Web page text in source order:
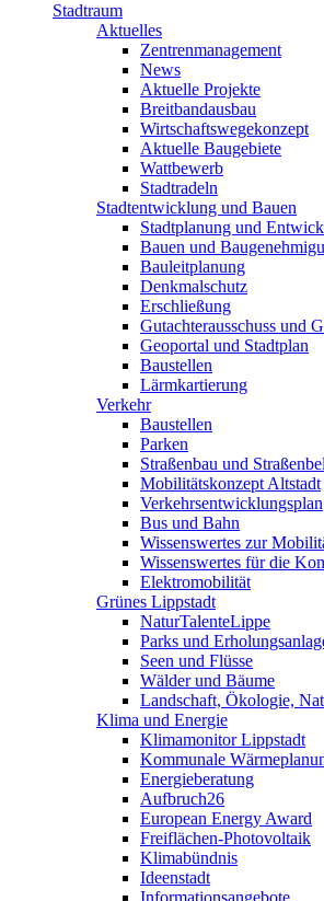
Stadtraum
Aktuelles
Zentrenmanagement
News
Aktuelle Projekte
Breitbandausbau
Wirtschaftswegekonzept
Aktuelle Baugebiete
Wattbewerb
Stadtradeln
Stadtentwicklung und Bauen
Stadtplanung und
Bauen und
Bauleitplanung
Denkmalschutz
Erschließung
Gutachterausschuss und
Geoportal und Stadtplan
Baustellen
Lärmkartierung
Verkehr
Baustellen
Parken
Straßenbau und
Mobilitätskonzept Altstadt
Verkehrsentwicklungsplan
Bus und Bahn
Wissenswertes zur
Wissenswertes für die
Elektromobilität
Grünes Lippstadt
NaturTalenteLippe
Parks und
Seen und Flüsse
Wälder und Bäume
Landschaft, Ökologie,
Klima und Energie
Klimamonitor Lippstadt
Kommunale
Energieberatung
Aufbruch26
European Energy Award
Freiflächen-Photovoltaik
Klimabündnis
Ideenstadt
Informationsangebote